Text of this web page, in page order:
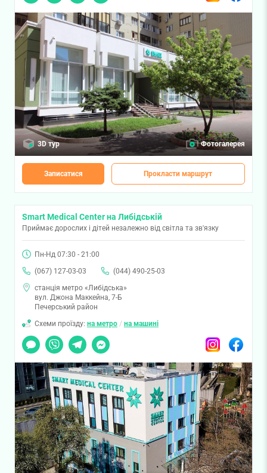
3D тур Фотогалерея
Записатися Прокласти маршрут
Smart Medical Center на Либідській
Приймає дорослих і дітей незалежно від світла та зв'язку
Пн-Нд 07:30 - 21:00
(067) 127-03-03
(044) 490-25-03
станція метро «Либідська»
вул. Джона Маккейна, 7-Б
Печерський район
Схеми проїзду: на метро / на машині
Чат
Viber TelegramMessenger InstagramFacebook